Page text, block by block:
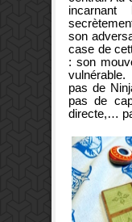
son
case de
: son
pas de
pas de
directe,…